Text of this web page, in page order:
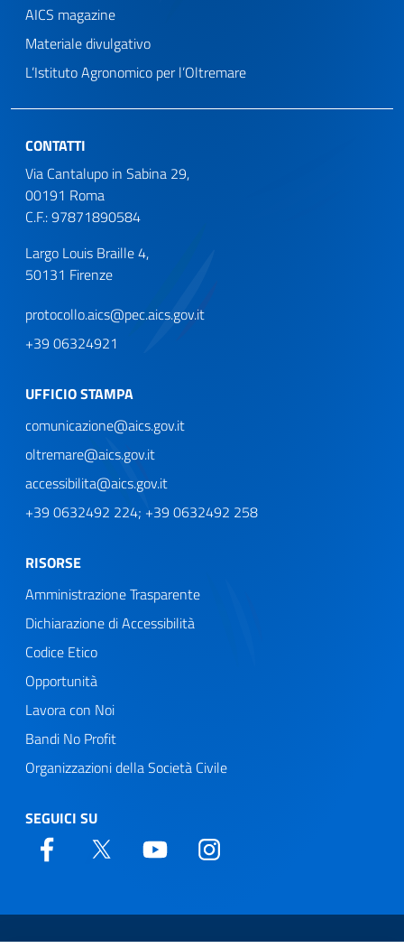
AICS magazine
Materiale divulgativo
L’Istituto Agronomico per l’Oltremare
CONTATTI
Via Cantalupo in Sabina 29,
00191 Roma
C.F.: 97871890584
Largo Louis Braille 4,
50131 Firenze
protocollo.aics@pec.aics.gov.it
+39 06324921
UFFICIO STAMPA
comunicazione@aics.gov.it
oltremare@aics.gov.it
accessibilita@aics.gov.it
+39 0632492 224; +39 0632492 258
RISORSE
Amministrazione Trasparente
Dichiarazione di Accessibilità
Codice Etico
Opportunità
Lavora con Noi
Bandi No Profit
Organizzazioni della Società Civile
SEGUICI SU
Sezione link utili